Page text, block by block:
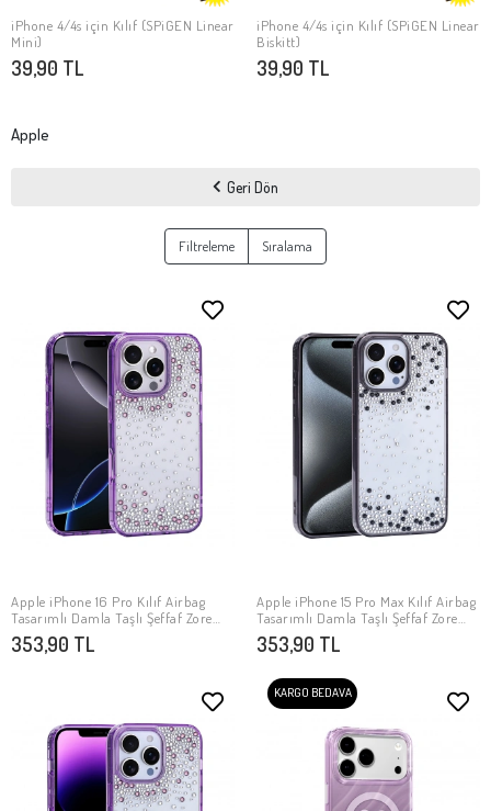
SEPETE EKLE
iPhone 4/4s için Kılıf (SPiGEN Linear
Mini)
39,90 TL
SEPETE EKLE
iPhone 4/4s için Kılıf (SPiGEN Linear
Biskitt)
39,90 TL
Apple
Geri Dön
Filtreleme Sıralama
SEPETE EKLE
Apple iPhone 16 Pro Kılıf Airbag
Tasarımlı Damla Taşlı Şeffaf Zore
Pera Silikon Kapak
353,90 TL
SEPETE EKLE
Apple iPhone 15 Pro Max Kılıf Airbag
Tasarımlı Damla Taşlı Şeffaf Zore
Pera Silikon Kapak
353,90 TL
KARGO BEDAVA